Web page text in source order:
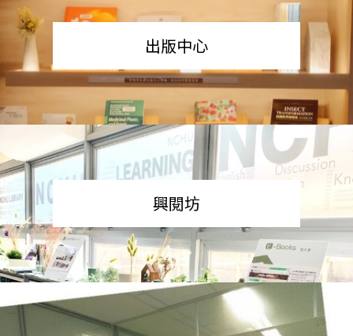
出版中心
興閱坊